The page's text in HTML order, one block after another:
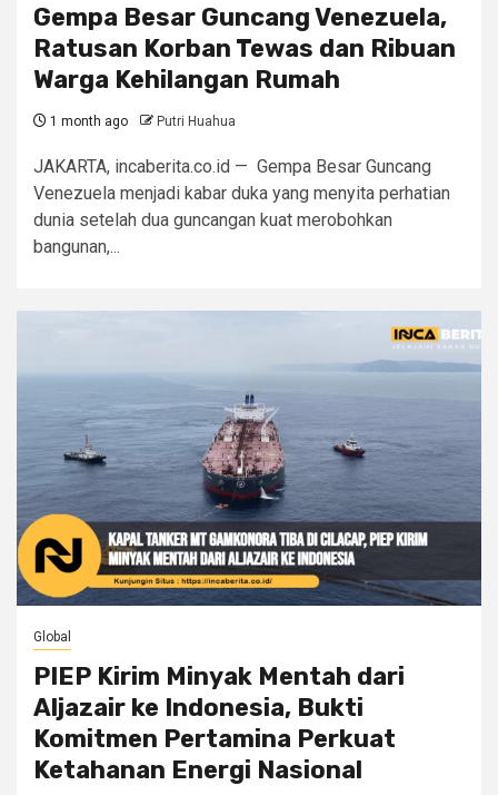
Gempa Besar Guncang Venezuela,
Ratusan Korban Tewas dan Ribuan
Warga Kehilangan Rumah
1 month ago Putri Huahua
JAKARTA, incaberita.co.id — Gempa Besar Guncang
Venezuela menjadi kabar duka yang menyita perhatian
dunia setelah dua guncangan kuat merobohkan
bangunan,...
Global
PIEP Kirim Minyak Mentah dari
Aljazair ke Indonesia, Bukti
Komitmen Pertamina Perkuat
Ketahanan Energi Nasional